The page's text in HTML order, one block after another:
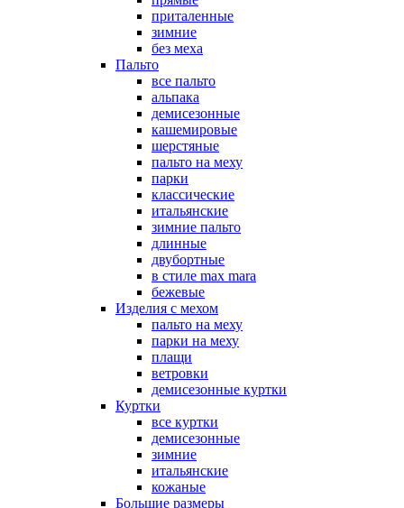
приталенные
зимние
без меха
Пальто
все пальто
альпака
демисезонные
кашемировые
шерстяные
пальто на меху
парки
классические
итальянские
зимние пальто
длинные
двубортные
в стиле max mara
бежевые
Изделия с мехом
пальто на меху
парки на меху
плащи
ветровки
демисезонные куртки
Куртки
все куртки
демисезонные
зимние
итальянские
кожаные
Большие размеры